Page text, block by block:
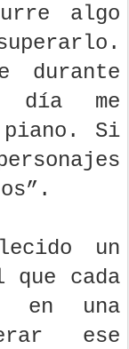
algo
durante
día me
Si
un
cada
en una
ese